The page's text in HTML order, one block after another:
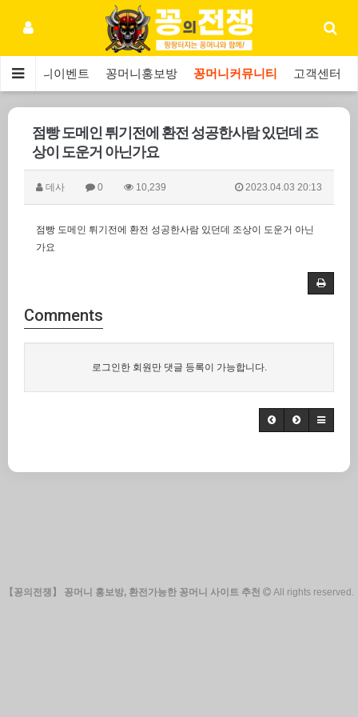
꽁머니이벤트 꽁머니홍보방 꽁머니커뮤니티 고객센터
점빵 도메인 튀기전에 환전 성공한사람 있던데 조
상이 도운거 아닌가요
데사 0 10,239 2023.04.03 20:13
점빵 도메인 튀기전에 환전 성공한사람 있던데 조상이 도운거 아닌
가요
Comments
로그인한 회원만 댓글 등록이 가능합니다.
【꽁의전쟁】 꽁머니 홍보방, 환전가능한 꽁머니 사이트 추천 All rights reserved.